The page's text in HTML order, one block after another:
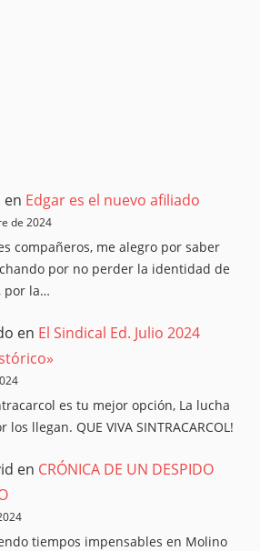
en Edgar es el nuevo afiliado
de 2024
compañeros, me alegro por saber
por no perder la identidad de
por la…
en El Sindical Ed. Julio 2024
es tu mejor opción, La lucha
llegan. QUE VIVA SINTRACARCOL!
en CRÓNICA DE UN DESPIDO
tiempos impensables en Molino